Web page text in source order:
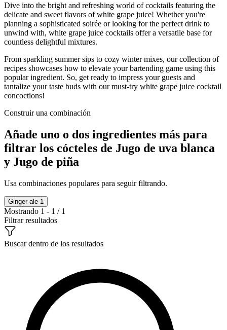
Dive into the bright and refreshing world of cocktails featuring the
delicate and sweet flavors of white grape juice! Whether you're
planning a sophisticated soirée or looking for the perfect drink to
unwind with, white grape juice cocktails offer a versatile base for
countless delightful mixtures.
From sparkling summer sips to cozy winter mixes, our collection of
recipes showcases how to elevate your bartending game using this
popular ingredient. So, get ready to impress your guests and
tantalize your taste buds with our must-try white grape juice cocktail
concoctions!
Construir una combinación
Añade uno o dos ingredientes más para
filtrar los cócteles de Jugo de uva blanca
y Jugo de piña
Usa combinaciones populares para seguir filtrando.
Ginger ale 1
Mostrando 1 - 1 / 1
Filtrar resultados
Buscar dentro de los resultados